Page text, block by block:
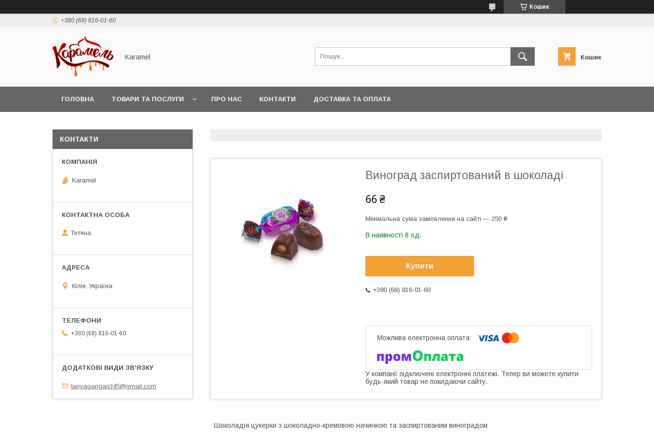
Кошик
+380 (68) 816-01-60
Karamel Кошик
ГОЛОВНА ТОВАРИ ТА ПОСЛУГИ ПРО НАС КОНТАКТИ ДОСТАВКА ТА ОПЛАТА
Виноград заспиртований в шоколаді
66 ₴
Мінімальна сума замовлення на сайті — 250 ₴
В наявності 8 од.
Купити
+380 (68) 816-01-60
У компанії підключені електронні платежі. Тепер ви можете купити
будь-який товар не покидаючи сайту.
Шоколадні цукерки з шоколадно-кремовою начинкою та заспиртованим виноградом
КОНТАКТИ
Karamel
Тетяна
Кілія, Україна
+380 (68) 816-01-60
tanyagangan345@gmail.com